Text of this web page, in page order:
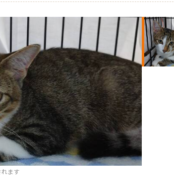
ます